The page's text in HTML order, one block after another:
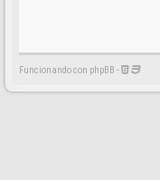
Funcionando con phpBB -